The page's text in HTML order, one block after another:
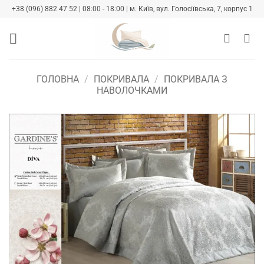
Skip
content
+38 (096) 882 47 52 | 08:00 - 18:00 | м. Київ, вул. Голосіївська, 7, корпус 1
ГОЛОВНА / ПОКРИВАЛА / ПОКРИВАЛА З
НАВОЛОЧКАМИ